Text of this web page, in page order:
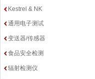
Kestrel & NK
通用电子测试
变送器/传感器
食品安全检测
辐射检测仪